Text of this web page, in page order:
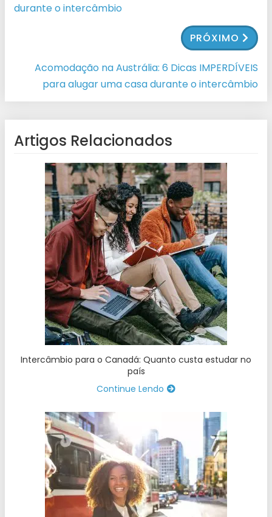
durante o intercâmbio
PRÓXIMO
Acomodação na Austrália: 6 Dicas IMPERDÍVEIS
para alugar uma casa durante o intercâmbio
Artigos Relacionados
Intercâmbio para o Canadá: Quanto custa estudar no
país
Continue Lendo